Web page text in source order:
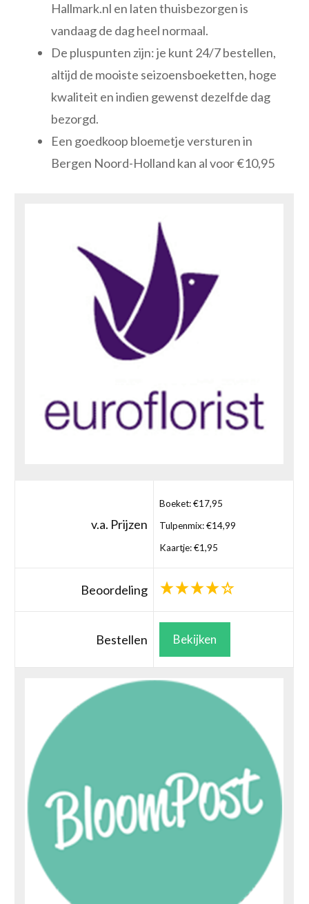
Hallmark.nl en laten thuisbezorgen is
vandaag de dag heel normaal.
De pluspunten zijn: je kunt 24/7 bestellen,
altijd de mooiste seizoensboeketten, hoge
kwaliteit en indien gewenst dezelfde dag
bezorgd.
Een goedkoop bloemetje versturen in
Bergen Noord-Holland kan al voor €10,95
v.a. Prijzen
Boeket: €17,95
Tulpenmix: €14,99
Kaartje: €1,95
Beoordeling
Bestellen Bekijken